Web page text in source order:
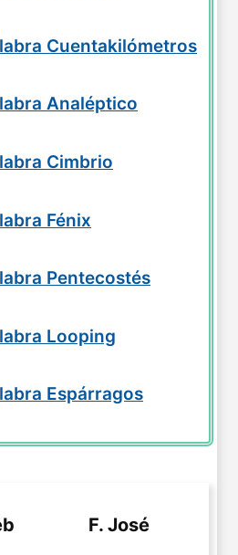
Cuentakilómetros
Analéptico
Cimbrio
Fénix
Pentecostés
Looping
Espárragos
F. José